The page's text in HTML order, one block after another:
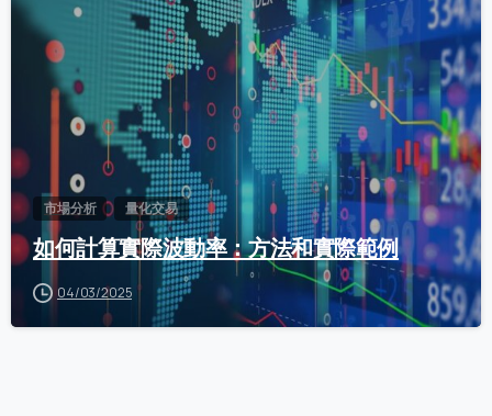
0
市場分析 量化交易
如何計算實際波動率：方法和實際範例
04/03/2025